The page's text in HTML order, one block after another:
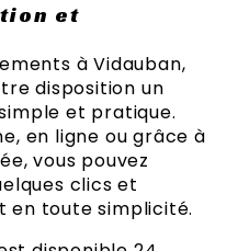
et
à Vidauban,
disposition un
et pratique.
en ligne ou grâce à
vous pouvez
clics et
toute simplicité.